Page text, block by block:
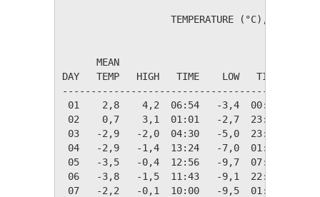
TEMPERATURE (°C), RAIN
MEAN
DAY   TEMP   HIGH   TIME    LOW   TIME
01    2,8    4,2  06:54   -3,4  00:03
02    0,7    3,1  01:01   -2,7  23:52
03   -2,9   -2,0  04:30   -5,0  23:55
04   -2,9   -1,4  13:24   -7,0  01:49
05   -3,5   -0,4  12:56   -9,7  07:06
06   -3,8   -1,5  11:43   -9,1  22:35
07   -2,2   -0,1  10:00   -9,5  01:53